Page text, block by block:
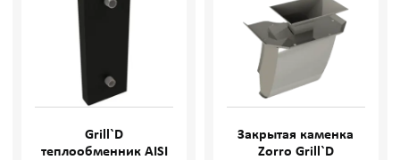
Grill`D
теплообменник AISI
Закрытая каменка
Zorro Grill`D